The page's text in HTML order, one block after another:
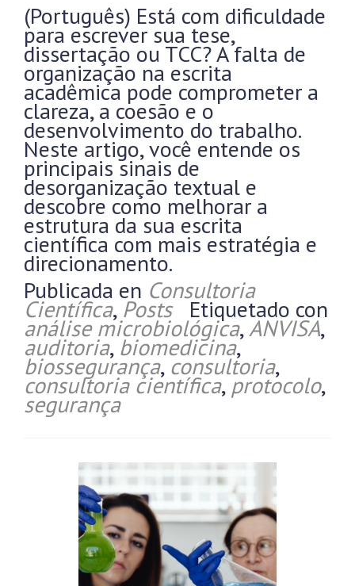
(Português) Está com dificuldade
para escrever sua tese,
dissertação ou TCC? A falta de
organização na escrita
acadêmica pode comprometer a
clareza, a coesão e o
desenvolvimento do trabalho.
Neste artigo, você entende os
principais sinais de
desorganização textual e
descobre como melhorar a
estrutura da sua escrita
científica com mais estratégia e
direcionamento.
Publicada en Consultoria
Científica, Posts Etiquetado con
análise microbiológica,ANVISA,
auditoria, biomedicina,
biossegurança, consultoria,
consultoria científica,protocolo,
segurança